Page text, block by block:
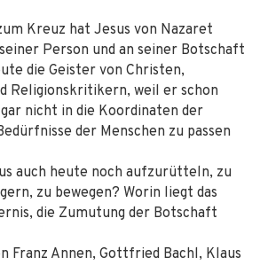
Kreuz hat Jesus von Nazaret
Person und an seiner Botschaft
die Geister von Christen,
Religionskritikern, weil er schon
gar nicht in die Koordinaten der
der Menschen zu passen
auch heute noch aufzurütteln, zu
zu bewegen? Worin liegt das
die Zumutung der Botschaft
Franz Annen, Gottfried Bachl, Klaus